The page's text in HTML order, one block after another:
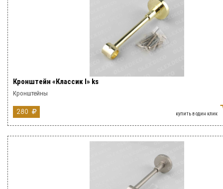
Кронштейн «Классик I» ks
Кронштейны
280 купить в один клик